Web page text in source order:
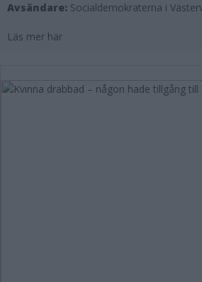
Avsändare: Socialdemokraterna i
Läs mer här